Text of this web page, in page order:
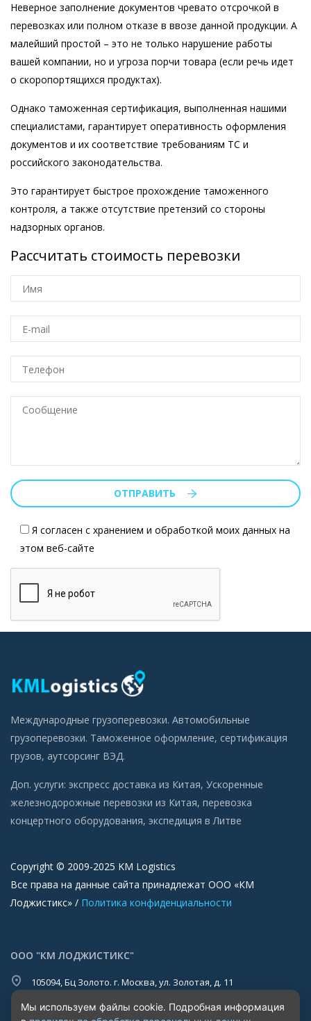
Неверное заполнение документов чревато отсрочкой в
перевозках или полном отказе в ввозе данной продукции. А
малейший простой – это не только нарушение работы
вашей компании, но и угроза порчи товара (если речь идет
о скоропортящихся продуктах).
Однако таможенная сертификация, выполненная нашими
специалистами, гарантирует оперативность оформления
документов и их соответствие требованиям ТС и
российского законодательства.
Это гарантирует быстрое прохождение таможенного
контроля, а также отсутствие претензий со стороны
надзорных органов.
Рассчитать стоимость перевозки
ОТПРАВИТЬ
Я согласен с хранением и обработкой моих данных на
этом веб-сайте
Международные грузоперевозки. Автомобильные
грузоперевозки. Таможенное оформление, сертификация
грузов, аутсорсинг ВЭД.
Доп. услуги: экспресс доставка из Китая, Ускоренные
железнодорожные перевозки из Китая, перевозка
концертного оборудования, экспедиция в Литве
Copyright © 2009-2025 KM Logistics
Все права на данные сайта принадлежат ООО «КМ
Лоджистикс» / Политика конфиденциальности
ООО "КМ ЛОДЖИСТИКС"
105094, Бц Золото. г. Москва, ул. Золотая, д. 11
+7 (495) 640-11-48
Мы используем файлы cookie. Подробная информация